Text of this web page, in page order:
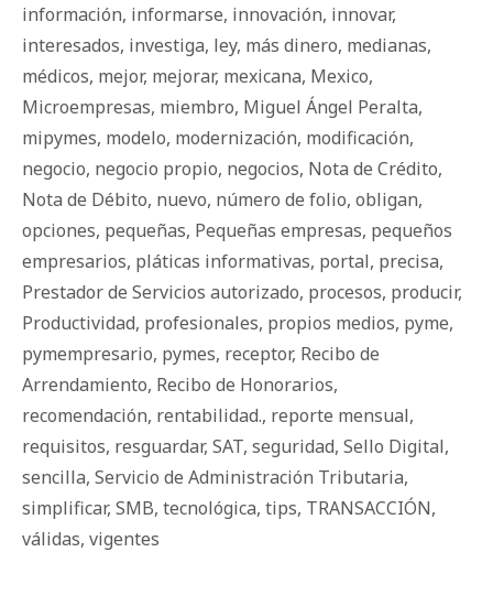
información, informarse, innovación, innovar,
interesados, investiga, ley, más dinero, medianas,
médicos, mejor, mejorar, mexicana, Mexico,
Microempresas, miembro, Miguel Ángel Peralta,
mipymes, modelo, modernización, modificación,
negocio, negocio propio, negocios, Nota de Crédito,
Nota de Débito, nuevo, número de folio, obligan,
opciones, pequeñas, Pequeñas empresas, pequeños
empresarios, pláticas informativas, portal, precisa,
Prestador de Servicios autorizado, procesos, producir,
Productividad, profesionales, propios medios, pyme,
pymempresario, pymes, receptor, Recibo de
Arrendamiento, Recibo de Honorarios,
recomendación, rentabilidad., reporte mensual,
requisitos, resguardar, SAT, seguridad, Sello Digital,
sencilla, Servicio de Administración Tributaria,
simplificar, SMB, tecnológica, tips, TRANSACCIÓN,
válidas, vigentes